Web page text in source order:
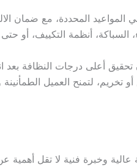
المحددة، مع ضمان
أنظمة التكييف، أو حتى
أعلى درجات النظافة بعد
لتمنح العميل الطمأنينة
وخبرة فنية لا تقل أهمية